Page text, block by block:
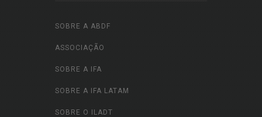
SOBRE A ABDF
ASSOCIAÇÃO
SOBRE A IFA
SOBRE A IFA LATAM
SOBRE O ILADT